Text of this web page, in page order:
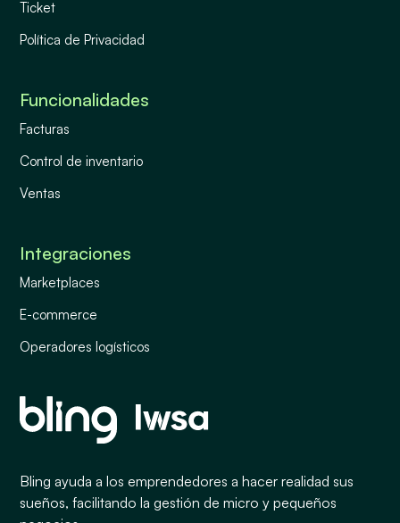
Bling ayuda a los emprendedores a hacer realidad sus
sueños, facilitando la gestión de micro y pequeños
Ticket
Política de Privacidad
Funcionalidades
Facturas
Control de inventario
Ventas
Integraciones
Marketplaces
E-commerce
Operadores logísticos